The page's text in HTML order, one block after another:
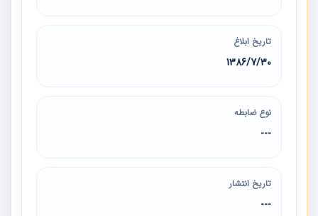
تاریخ ابلاغ
1386/7/30
نوع ضابطه
---
تاریخ انتشار
---